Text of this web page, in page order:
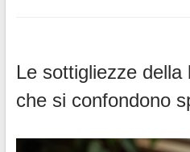
Le sottigliezze della
che si confondono